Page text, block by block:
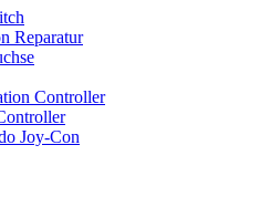
Reparatur
Controller
Joy-Con